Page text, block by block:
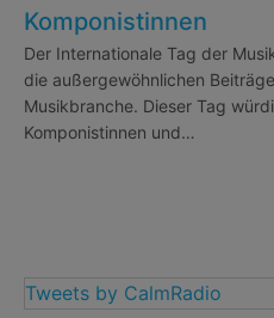
Komponistinnen
Der Internationale Tag der
die außergewöhnlichen
Musikbranche. Dieser Tag
Komponistinnen und…
Tweets by CalmRadio